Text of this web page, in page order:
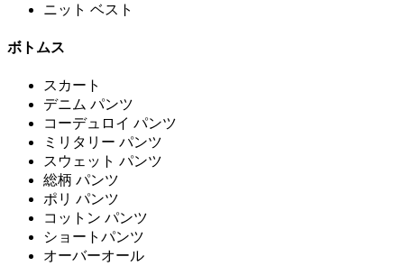
ニット ベスト
ボトムス
スカート
デニム パンツ
コーデュロイ パンツ
ミリタリー パンツ
スウェット パンツ
総柄 パンツ
ポリ パンツ
コットン パンツ
ショートパンツ
オーバーオール